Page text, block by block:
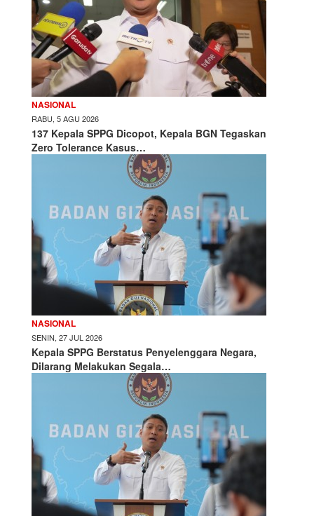
NASIONAL
RABU, 5 AGU 2026
137 Kepala SPPG Dicopot, Kepala BGN Tegaskan
Zero Tolerance Kasus…
NASIONAL
SENIN, 27 JUL 2026
Kepala SPPG Berstatus Penyelenggara Negara,
Dilarang Melakukan Segala…